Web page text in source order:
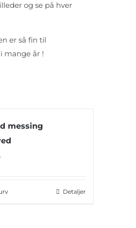
og se på hver
er så fin til
mange år !
messing
Detaljer